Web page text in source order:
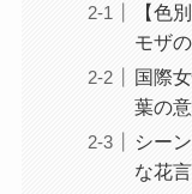
【色
モザ
国際
葉の
シー
な花